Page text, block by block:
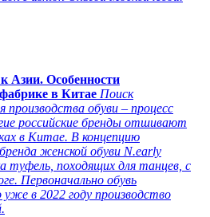
Азии. Особенности
в Китае Поиск
производства обуви – процесс
российские бренды отшивают
в Китае. В концепцию
женской обуви N.early
туфель, походящих для танцев, с
Первоначально обувь
в 2022 году производство